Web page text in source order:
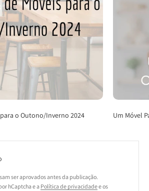
o Outono/Inverno 2024 Um Móvel
ser aprovados antes da publicação.
hCaptcha e a Política de privacidadee os